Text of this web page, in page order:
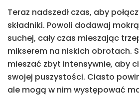
Teraz nadszedł czas, aby
składniki. Powoli dodawaj
suchej, cały czas mieszając
mikserem na niskich obrotach.
mieszać zbyt intensywnie, aby
swojej puszystości. Ciasto
ale mogą w nim występować